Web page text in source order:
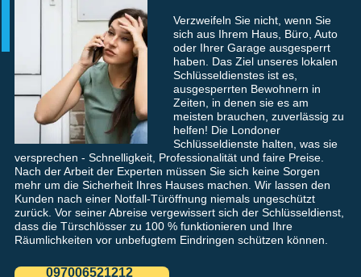
Verzweifeln Sie nicht, wenn Sie
sich aus Ihrem Haus, Büro, Auto
oder Ihrer Garage ausgesperrt
haben. Das Ziel unseres lokalen
Schlüsseldienstes ist es,
ausgesperrten Bewohnern in
Zeiten, in denen sie es am
meisten brauchen, zuverlässig zu
helfen! Die Londoner
Schlüsseldienste halten, was sie
versprechen - Schnelligkeit, Professionalität und faire Preise.
Nach der Arbeit der Experten müssen Sie sich keine Sorgen
mehr um die Sicherheit Ihres Hauses machen. Wir lassen den
Kunden nach einer Notfall-Türöffnung niemals ungeschützt
zurück. Vor seiner Abreise vergewissert sich der Schlüsseldienst,
dass die Türschlösser zu 100 % funktionieren und Ihre
Räumlichkeiten vor unbefugtem Eindringen schützen können.
097006521212